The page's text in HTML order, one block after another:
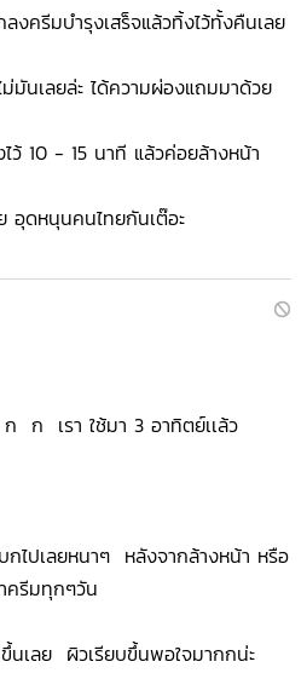
ครีมบำรุงเสร็จแล้วทิ้งไว้ทั้งคืนเลย
มันเลยล่ะ ได้ความผ่องแถมมาด้วย
ว้ 10 - 15 นาที แล้วค่อยล้างหน้า
อุดหนุนคนไทยกันเต๊อะ
ก เรา ใช้มา 3 อาทิตย์เเล้ว
ไปเลยหนาๆ หลังจากล้างหน้า หรือ
ครีมทุกๆวัน
เลย ผิวเรียบขึ้นพอใจมากกน่ะ